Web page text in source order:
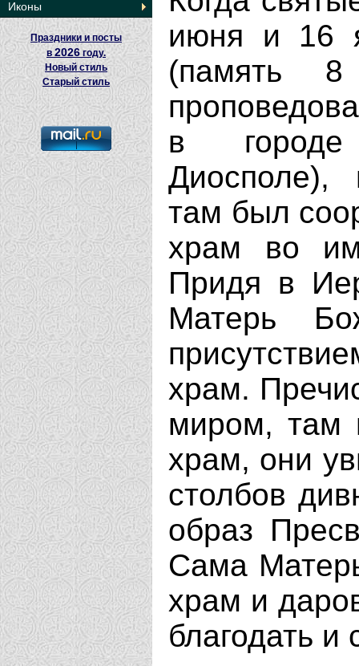
Иконы
Праздники и посты
в 2026 году.
Новый стиль
Старый стиль
июня и 16
(память
в городе
Диосполе),
там был
храм во
Придя в
Матерь
храм.
миром, там
храм, они
столбов
образ
Сама
храм и
благодать и